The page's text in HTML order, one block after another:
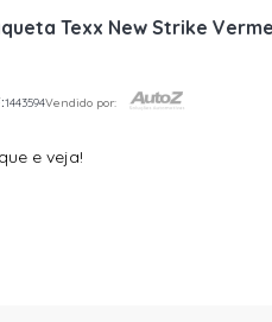
Texx New Strike
1443594Vendido por:
e veja!